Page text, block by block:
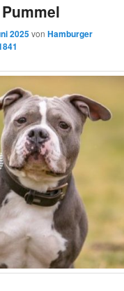
2025vonHamburger